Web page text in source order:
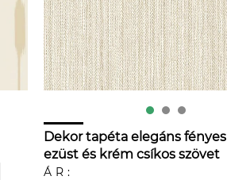
Dekor tapéta elegáns fényes
ezüst és krém csíkos szövet
mintával
ÁR: